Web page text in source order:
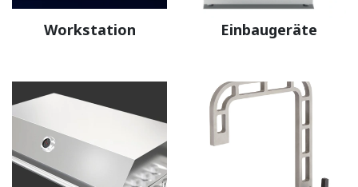
Workstation Einbaugeräte